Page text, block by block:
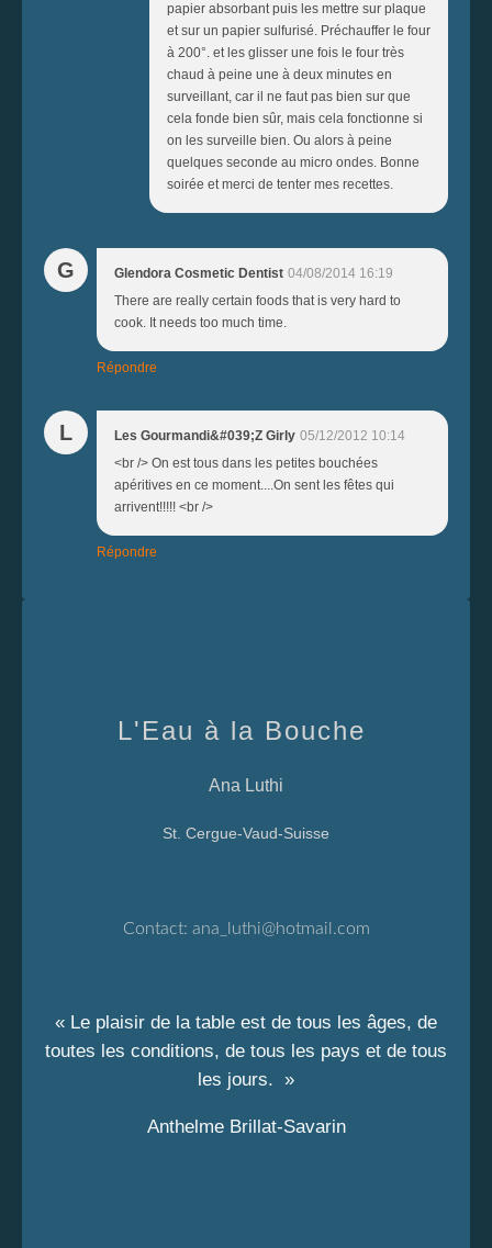
papier absorbant puis les mettre sur plaque
et sur un papier sulfurisé. Préchauffer le four
à 200°. et les glisser une fois le four très
chaud à peine une à deux minutes en
surveillant, car il ne faut pas bien sur que
cela fonde bien sûr, mais cela fonctionne si
on les surveille bien. Ou alors à peine
quelques seconde au micro ondes. Bonne
soirée et merci de tenter mes recettes.
G Glendora Cosmetic Dentist 04/08/2014 16:19
There are really certain foods that is very hard to
cook. It needs too much time.
Répondre
L Les Gourmandi&#039;Z Girly 05/12/2012 10:14
<br /> On est tous dans les petites bouchées
apéritives en ce moment....On sent les fêtes qui
arrivent!!!!! <br />
Répondre
L'Eau à la Bouche
Ana Luthi
St. Cergue-Vaud-Suisse
Contact: ana_luthi@hotmail.com
« Le plaisir de la table est de tous les âges, de
toutes les conditions, de tous les pays et de tous
les jours. »
Anthelme Brillat-Savarin